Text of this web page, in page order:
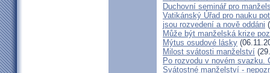
Duchovní seminář pro
Vatikánský Úřad pro nauku
jsou rozvedení a nově oddáni
Může být manželská krize
Mýtus osudové lásky
Milost svátosti manželství
Po rozvodu v novém svazku.
Svátostné manželství -